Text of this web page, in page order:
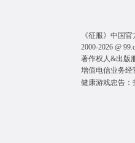
《征服》中国官
2000-2026 @
著作权人&出版
增值电信业务经
健康游戏忠告：